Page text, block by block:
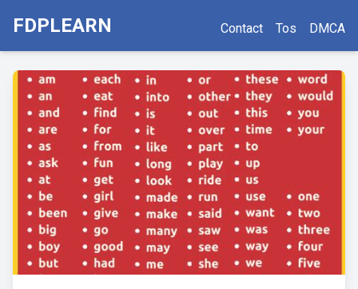
FDPLEARN Contact Tos DMCA